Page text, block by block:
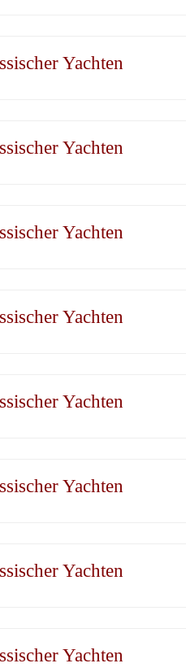
Yachten
Yachten
Yachten
Yachten
Yachten
Yachten
Yachten
Yachten